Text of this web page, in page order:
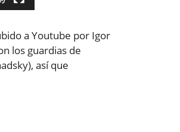
a Youtube por Igor
los guardias de
así que